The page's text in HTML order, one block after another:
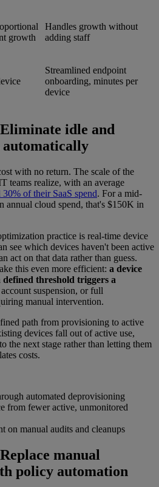
growth
Handles growth without
adding staff
Streamlined endpoint
onboarding, minutes per
device
idle and
automatically
with no return. The scale of the
teams realize, with an average
of their SaaS spend. For a mid-
annual cloud spend, that's $150K in
practice is real-time device
see which devices haven't been active
act on that data rather than guess.
this even more efficient: a device
defined threshold triggers a
suspension, or full
manual intervention.
path from provisioning to active
devices fall out of active use,
the next stage rather than letting them
costs.
automated deprovisioning
from fewer active, unmonitored
on manual audits and cleanups
manual
policy automation